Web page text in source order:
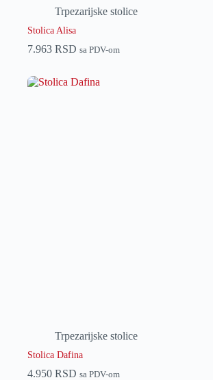
Trpezarijske stolice
Stolica Alisa
7.963 RSD sa PDV-om
Trpezarijske stolice
Stolica Dafina
4.950 RSD sa PDV-om